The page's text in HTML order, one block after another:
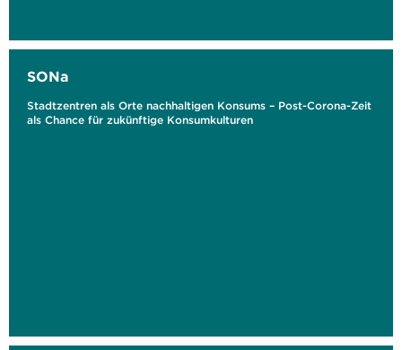
SONa
Stadtzentren als Orte nachhaltigen Konsums – Post-Corona-Zeit
als Chance für zukünftige Konsumkulturen